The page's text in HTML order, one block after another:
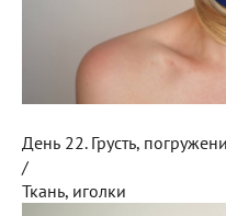
День 22. Грусть,
/
Ткань, иголки